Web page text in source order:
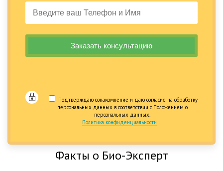
Подтверждаю ознакомление и даю согласие на обработку
персональных данных в соответствии с Положением о
персональных данных.
Политика конфиденциальности
Факты о Био-Эксперт